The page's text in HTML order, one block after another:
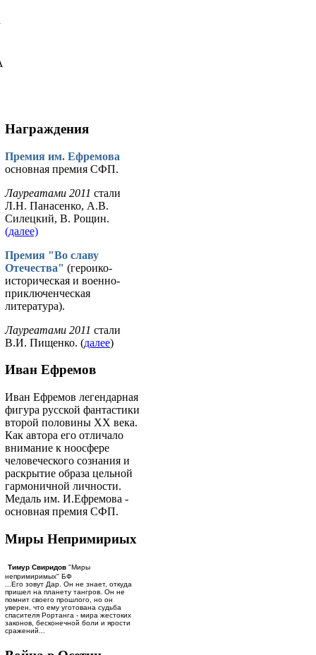
Награждения
Премия им. Ефремова
основная премия СФП.
Лауреатами 2011 стали
Л.Н. Панасенко, А.В.
Силецкий, В. Рощин.
(далее)
Премия "Во славу
Отечества" (героико-
историческая и военно-
приключенческая
литература).
Лауреатами 2011 стали
В.И. Пищенко. (далее)
Иван Ефремов
Иван Ефремов легендарная
фигура русской фантастики
второй половины ХХ века.
Как автора его отличало
внимание к ноосфере
человеческого сознания и
раскрытие образа цельной
гармоничной личности.
Медаль им. И.Ефремова -
основная премия СФП.
Миры Непримириых
Тимур Свиридов "Миры
непримиримых" БФ
...Его зовут Дар. Он не знает, откуда
пришел на планету тангров. Он не
помнит своего прошлого, но он
уверен, что ему уготована судьба
спасителя Рортанга - мира жестоких
законов, бесконечной боли и ярости
сражений...